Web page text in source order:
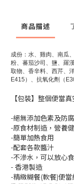
商品描述
成份：水、雞肉、南瓜
粉、蕃茄沙司、鹽、羅
取物、香辛料、西芹、
E415）、抗氧化劑（
【包裝】整個便當
-絕無添加色素及防
-原食材制造，營養
-簡單加熱食用
-配套各款醬汁
-不滲水，可以放心
- 香港製造
-精緻糊餐(軟餐)便